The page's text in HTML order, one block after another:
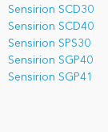
Sensirion SCD30
Sensirion SCD40
Sensirion SPS30
Sensirion SGP40
Sensirion SGP41